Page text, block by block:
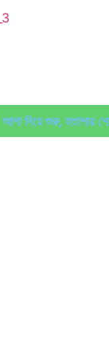
আশা দিয়ে শুরু, হতাশায়